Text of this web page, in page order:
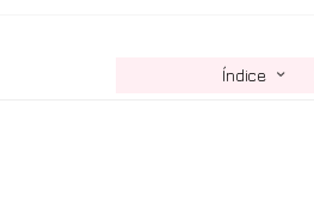
Índice